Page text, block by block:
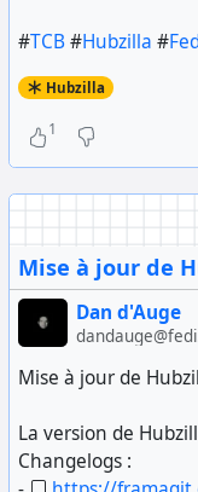
#TCB#Hubzilla #
Hubzilla
1
Mise à jour de
Dan d'Auge
Mise à jour de
La version de
Changelogs :